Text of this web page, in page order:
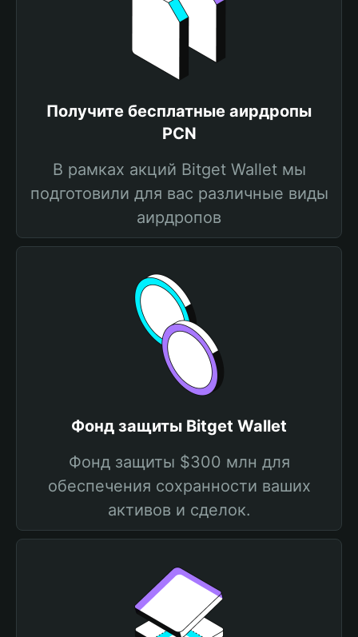
Получите бесплатные аирдропы
PCN
В рамках акций Bitget Wallet мы
подготовили для вас различные виды
аирдропов
Фонд защиты Bitget Wallet
Фонд защиты $300 млн для
обеспечения сохранности ваших
активов и сделок.